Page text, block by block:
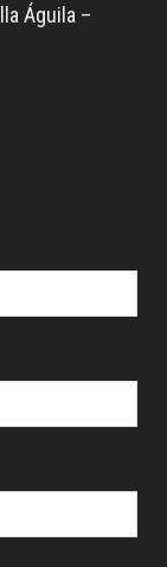
Águila –